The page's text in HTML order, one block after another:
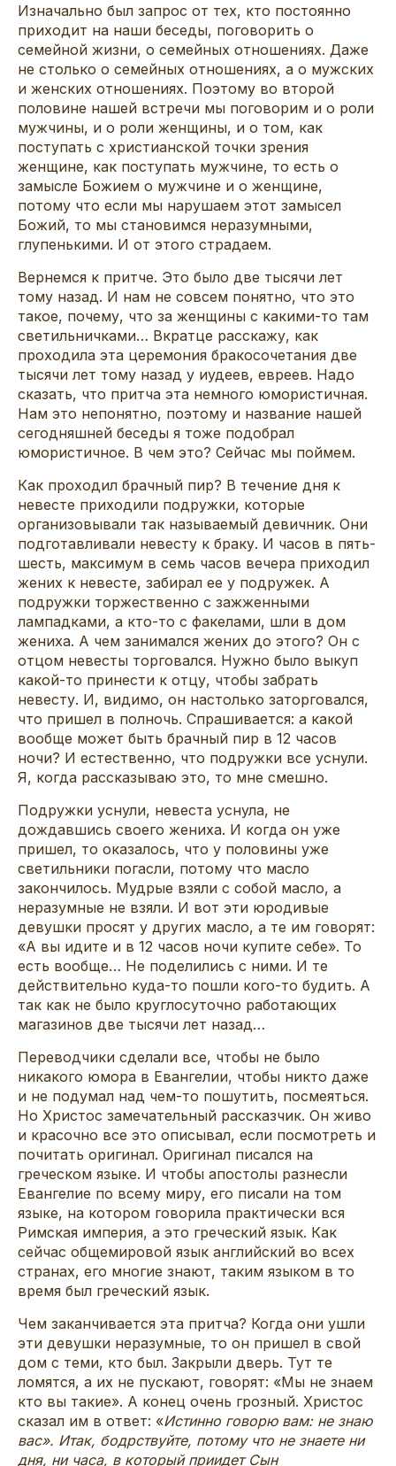
Изначально был запрос от тех, кто постоянно
приходит на наши беседы, поговорить о
семейной жизни, о семейных отношениях. Даже
не столько о семейных отношениях, а о мужских
и женских отношениях. Поэтому во второй
половине нашей встречи мы поговорим и о роли
мужчины, и о роли женщины, и о том, как
поступать с христианской точки зрения
женщине, как поступать мужчине, то есть о
замысле Божием о мужчине и о женщине,
потому что если мы нарушаем этот замысел
Божий, то мы становимся неразумными,
глупенькими. И от этого страдаем.
Вернемся к притче. Это было две тысячи лет
тому назад. И нам не совсем понятно, что это
такое, почему, что за женщины с какими-то там
светильничками… Вкратце расскажу, как
проходила эта церемония бракосочетания две
тысячи лет тому назад у иудеев, евреев. Надо
сказать, что притча эта немного юмористичная.
Нам это непонятно, поэтому и название нашей
сегодняшней беседы я тоже подобрал
юмористичное. В чем это? Сейчас мы поймем.
Как проходил брачный пир? В течение дня к
невесте приходили подружки, которые
организовывали так называемый девичник. Они
подготавливали невесту к браку. И часов в пять-
шесть, максимум в семь часов вечера приходил
жених к невесте, забирал ее у подружек. А
подружки торжественно с зажженными
лампадками, а кто-то с факелами, шли в дом
жениха. А чем занимался жених до этого? Он с
отцом невесты торговался. Нужно было выкуп
какой-то принести к отцу, чтобы забрать
невесту. И, видимо, он настолько заторговался,
что пришел в полночь. Спрашивается: а какой
вообще может быть брачный пир в 12 часов
ночи? И естественно, что подружки все уснули.
Я, когда рассказываю это, то мне смешно.
Подружки уснули, невеста уснула, не
дождавшись своего жениха. И когда он уже
пришел, то оказалось, что у половины уже
светильники погасли, потому что масло
закончилось. Мудрые взяли с собой масло, а
неразумные не взяли. И вот эти юродивые
девушки просят у других масло, а те им говорят:
«А вы идите и в 12 часов ночи купите себе». То
есть вообще… Не поделились с ними. И те
действительно куда-то пошли кого-то будить. А
так как не было круглосуточно работающих
магазинов две тысячи лет назад…
Переводчики сделали все, чтобы не было
никакого юмора в Евангелии, чтобы никто даже
и не подумал над чем-то пошутить, посмеяться.
Но Христос замечательный рассказчик. Он живо
и красочно все это описывал, если посмотреть и
почитать оригинал. Оригинал писался на
греческом языке. И чтобы апостолы разнесли
Евангелие по всему миру, его писали на том
языке, на котором говорила практически вся
Римская империя, а это греческий язык. Как
сейчас общемировой язык английский во всех
странах, его многие знают, таким языком в то
время был греческий язык.
Чем заканчивается эта притча? Когда они ушли
эти девушки неразумные, то он пришел в свой
дом с теми, кто был. Закрыли дверь. Тут те
ломятся, а их не пускают, говорят: «Мы не знаем
кто вы такие». А конец очень грозный. Христос
сказал им в ответ: «Истинно говорю вам: не знаю
вас». Итак, бодрствуйте, потому что не знаете ни
дня, ни часа, в который приидет Сын